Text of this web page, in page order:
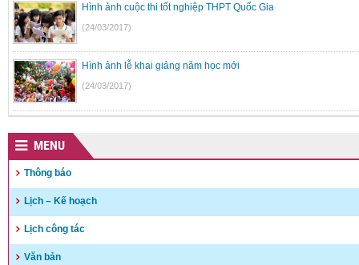
Hình ảnh cuộc thi tốt nghiệp THPT Quốc Gia
(24/03/2017)
Hình ảnh lễ khai giảng năm học mới
(24/03/2017)
(24/03/2017)
(24/03/2017)
MENU
Thông báo
Lịch – Kế hoạch
Lịch công tác
Văn bản